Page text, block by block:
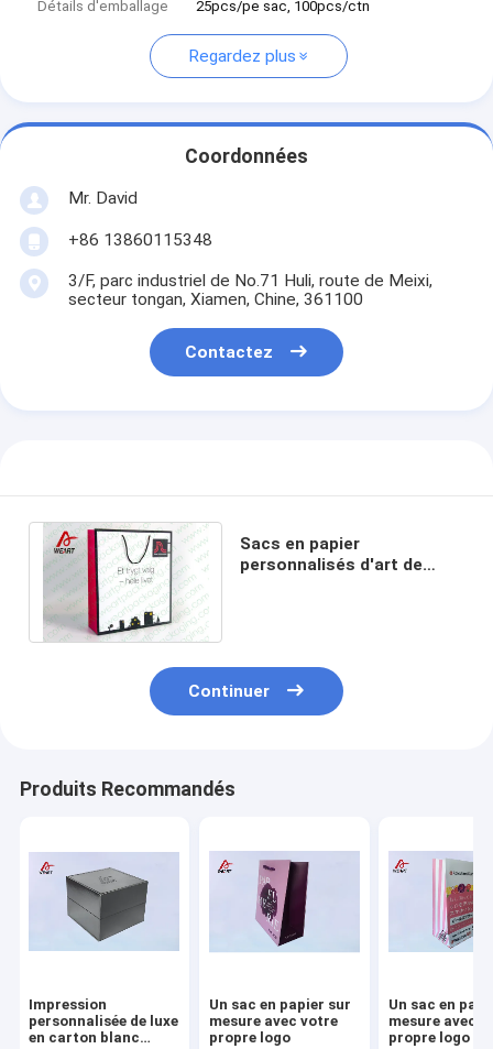
Détails d'emballage
25pcs/pe sac, 100pcs/ctn
Regardez plus
Coordonnées
Mr. David
+86 13860115348
3/F, parc industriel de No.71 Huli, route de Meixi,
secteur tongan, Xiamen, Chine, 361100
Contactez
Sacs en papier
personnalisés d'art de
Continuer
Produits Recommandés
Impression
personnalisée de luxe
en carton blanc
Un sac en papier sur
mesure avec votre
propre logo
Un sac en
mesure avec
propre logo